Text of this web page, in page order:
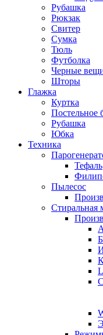
Рубашка
Рюкзак
Свитер
Сумка
Тюль
Футболка
Черные
Шторы
Глажка
Куртка
Постельное
Рубашка
Юбка
Техника
Тефаль
Пылесос
Стиральная